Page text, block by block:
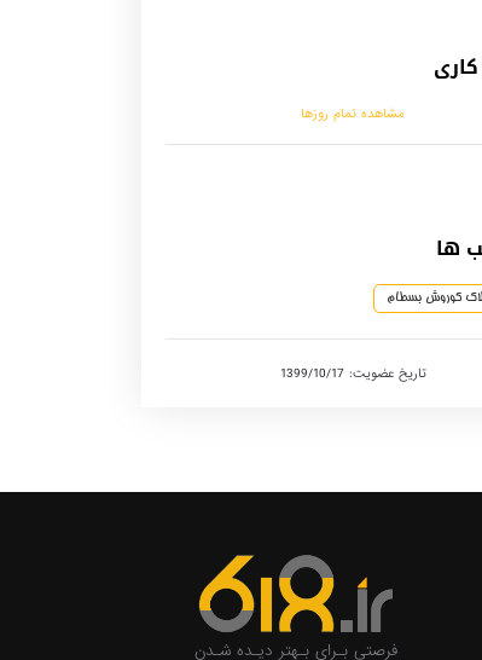
مشاهده تمام روزها
ها
کوروش بسطام
تاریخ عضویت: 1399/10/17
فرصتی بـرای بـهتر دیـده شـدن